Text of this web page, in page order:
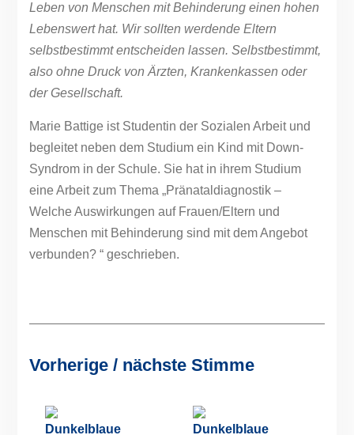
Leben von Menschen mit Behinderung einen hohen
Lebenswert hat. Wir sollten werdende Eltern
selbstbestimmt entscheiden lassen. Selbstbestimmt,
also ohne Druck von Ärzten, Krankenkassen oder
der Gesellschaft.
Marie Battige ist Studentin der Sozialen Arbeit und
begleitet neben dem Studium ein Kind mit Down-
Syndrom in der Schule. Sie hat in ihrem Studium
eine Arbeit zum Thema „Pränataldiagnostik –
Welche Auswirkungen auf Frauen/Eltern und
Menschen mit Behinderung sind mit dem Angebot
verbunden? “ geschrieben.
Vorherige / nächste Stimme